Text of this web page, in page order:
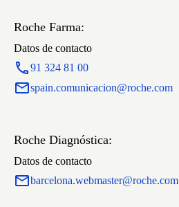
Roche Farma:
Datos de contacto
91 324 81 00
spain.comunicacion@roche.com
Roche Diagnóstica:
Datos de contacto
barcelona.webmaster@roche.com